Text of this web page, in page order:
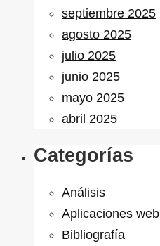
septiembre 2025
agosto 2025
julio 2025
junio 2025
mayo 2025
abril 2025
Categorías
Análisis
Aplicaciones web
Bibliografía